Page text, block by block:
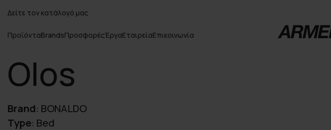
Δείτε τον κατάλογό μας
ΠροϊόνταBrandsΠροσφορέςΈργαΕταιρείαΕπικοινωνία
Olos
Brand: BONALDO
Type: Bed